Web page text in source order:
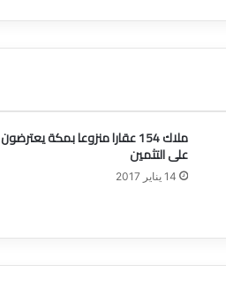
ملاك 154 عقارا منزوعا بمكة يعترضون
على التثمين
14 يناير 2017